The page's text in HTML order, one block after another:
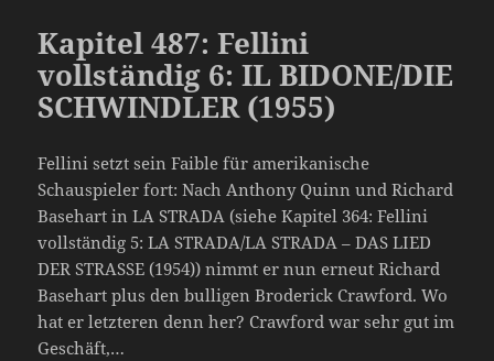
Kapitel 487: Fellini
vollständig 6: IL BIDONE/DIE
SCHWINDLER (1955)
Fellini setzt sein Faible für amerikanische
Schauspieler fort: Nach Anthony Quinn und Richard
Basehart in LA STRADA (siehe Kapitel 364: Fellini
vollständig 5: LA STRADA/LA STRADA – DAS LIED
DER STRASSE (1954)) nimmt er nun erneut Richard
Basehart plus den bulligen Broderick Crawford. Wo
hat er letzteren denn her? Crawford war sehr gut im
Geschäft,…